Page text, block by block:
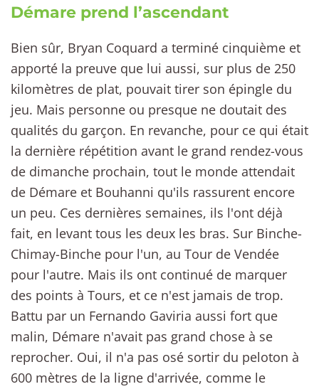
Démare prend l’ascendant
Bien sûr, Bryan Coquard a terminé cinquième et
apporté la preuve que lui aussi, sur plus de 250
kilomètres de plat, pouvait tirer son épingle du
jeu. Mais personne ou presque ne doutait des
qualités du garçon. En revanche, pour ce qui était
la dernière répétition avant le grand rendez-vous
de dimanche prochain, tout le monde attendait
de Démare et Bouhanni qu'ils rassurent encore
un peu. Ces dernières semaines, ils l'ont déjà
fait, en levant tous les deux les bras. Sur Binche-
Chimay-Binche pour l'un, au Tour de Vendée
pour l'autre. Mais ils ont continué de marquer
des points à Tours, et ce n'est jamais de trop.
Battu par un Fernando Gaviria aussi fort que
malin, Démare n'avait pas grand chose à se
reprocher. Oui, il n'a pas osé sortir du peloton à
600 mètres de la ligne d'arrivée, comme le